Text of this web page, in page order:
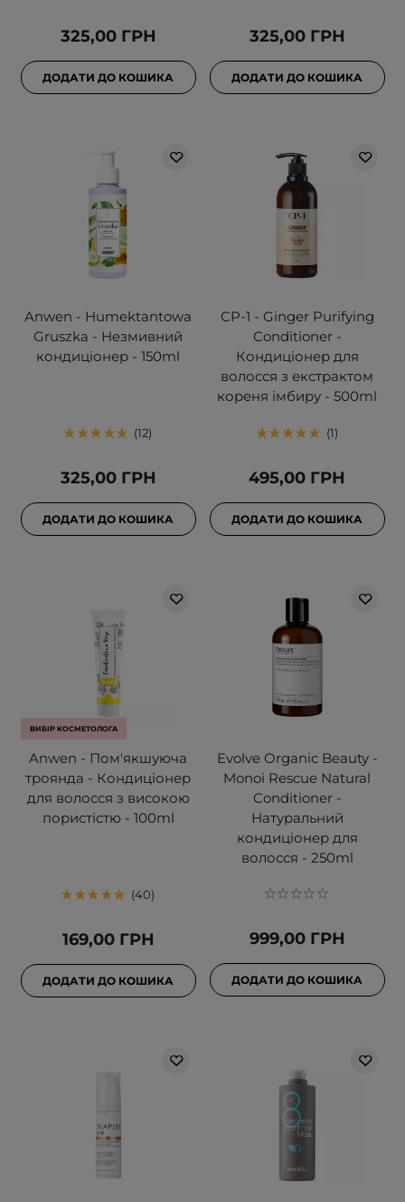
325,00 ГРН
ДОДАТИ ДО КОШИКА
325,00 ГРН
ДОДАТИ ДО КОШИКА
Anwen - Humektantowa
Gruszka - Незмивний
кондиціонер - 150ml
12
325,00 ГРН
ДОДАТИ ДО КОШИКА
CP-1 - Ginger Purifying
Conditioner -
Кондиціонер для
волосся з екстрактом
кореня імбиру - 500ml
1
495,00 ГРН
ДОДАТИ ДО КОШИКА
ВИБІР КОСМЕТОЛОГА
Anwen - Пом'якшуюча
троянда - Кондиціонер
для волосся з високою
пористістю - 100ml
40
169,00 ГРН
ДОДАТИ ДО КОШИКА
Evolve Organic Beauty -
Monoi Rescue Natural
Conditioner -
Натуральний
кондиціонер для
волосся - 250ml
999,00 ГРН
ДОДАТИ ДО КОШИКА